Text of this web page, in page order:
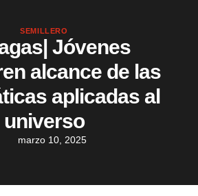
SEMILLERO
Jóvenes
alcance de las
aplicadas al
universo
marzo 10, 2025